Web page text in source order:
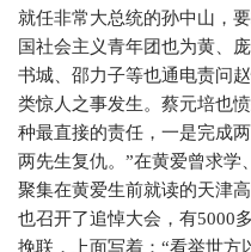
就任非常大总统的孙中山，
国社会主义青年团也为黄、
书城、邵力子等也通电责问
类惊人之事发生。蔡元培也
种最直接的责任，一是完成
两先生复仇。”在黄爱曾求学
聚集在黄爱生前就读的天津
也召开了追悼大会，有5000
挽联，上面写着：“看举世方